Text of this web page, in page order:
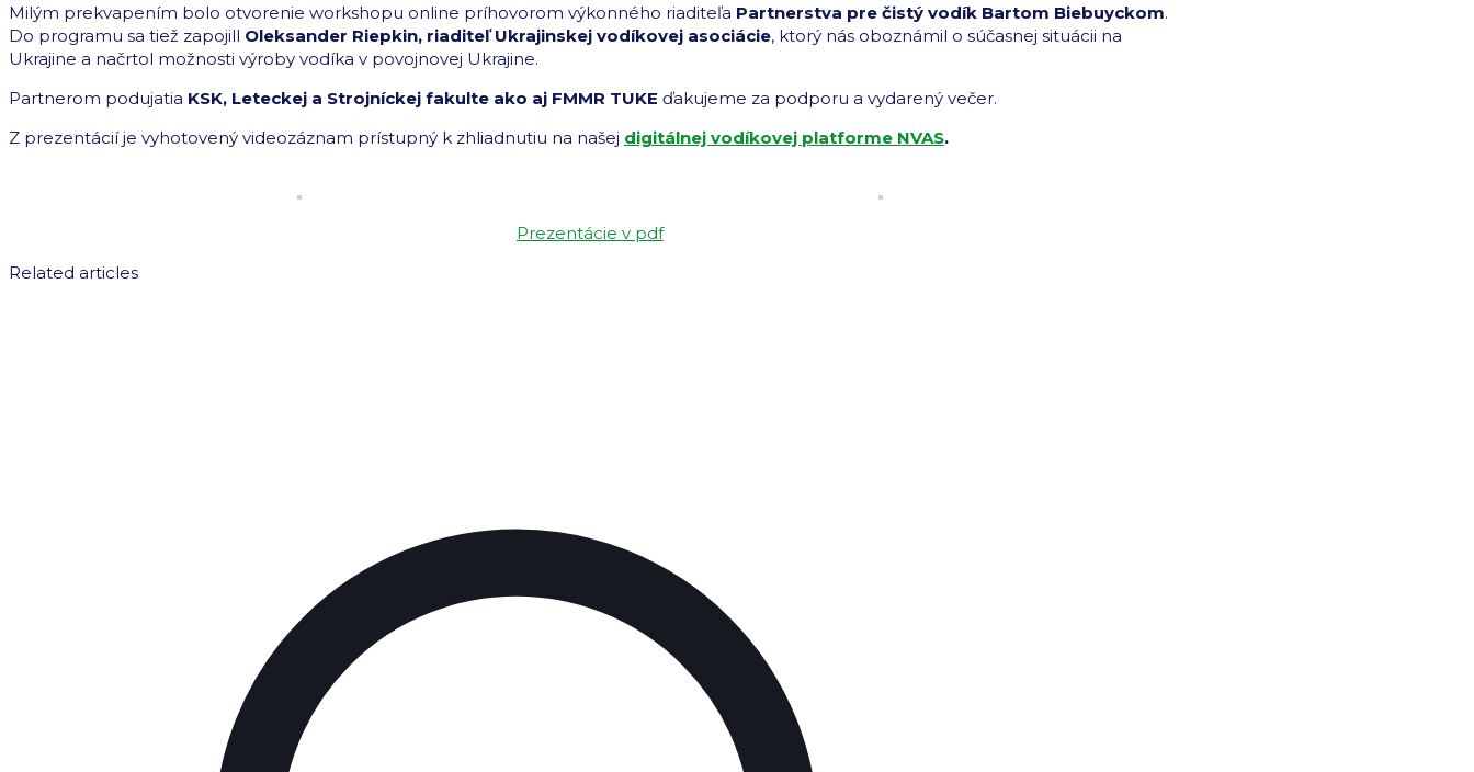
Milým prekvapením bolo otvorenie workshopu online príhovorom výkonného riaditeľa Partnerstva pre čistý vodík Bartom Biebuyckom.
Do programu sa tiež zapojill Oleksander Riepkin, riaditeľ Ukrajinskej vodíkovej asociácie, ktorý nás oboznámil o súčasnej situácii na
Ukrajine a načrtol možnosti výroby vodíka v povojnovej Ukrajine.
Partnerom podujatia KSK, Leteckej a Strojníckej fakulte ako aj FMMR TUKE ďakujeme za podporu a vydarený večer.
Z prezentácií je vyhotovený videozáznam prístupný k zhliadnutiu na našej digitálnej vodíkovej platforme NVAS.
Prezentácie v pdf
Related articles